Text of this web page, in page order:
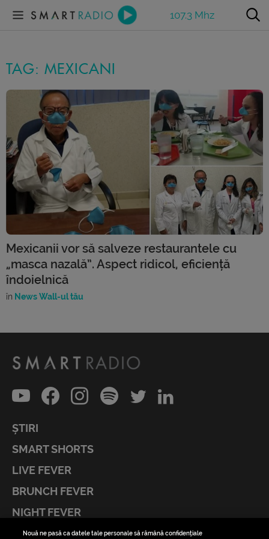
107.3 Mhz
TAG: MEXICANI
Mexicanii vor să salveze restaurantele cu
„masca nazală”. Aspect ridicol, eficiență
îndoielnică
în News Wall-ul tău
ȘTIRI
SMART SHORTS
LIVE FEVER
BRUNCH FEVER
NIGHT FEVER
LIVE FEVER CONCERT
Nouă ne pasă ca datele tale personale să rămână confidențiale